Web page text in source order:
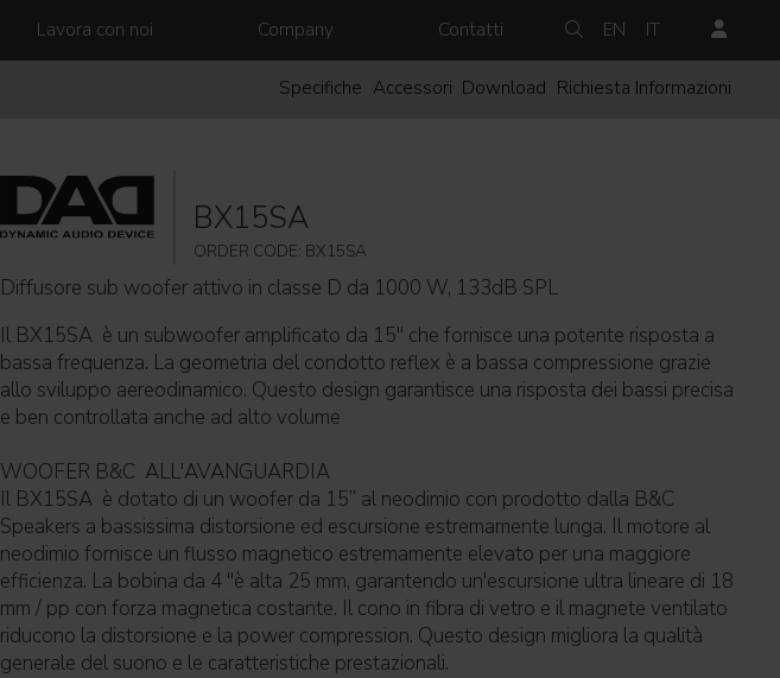
Lavora con noi Company Contatti EN IT
Specifiche Accessori Download Richiesta Informazioni
BX15SA
ORDER CODE: BX15SA
Diffusore sub woofer attivo in classe D da 1000 W, 133dB SPL
Il BX15SA è un subwoofer amplificato da 15" che fornisce una potente risposta a
bassa frequenza. La geometria del condotto reflex è a bassa compressione grazie
allo sviluppo aereodinamico. Questo design garantisce una risposta dei bassi precisa
e ben controllata anche ad alto volume
WOOFER B&C ALL'AVANGUARDIA
Il BX15SA è dotato di un woofer da 15” al neodimio con prodotto dalla B&C
Speakers a bassissima distorsione ed escursione estremamente lunga. Il motore al
neodimio fornisce un flusso magnetico estremamente elevato per una maggiore
efficienza. La bobina da 4 "è alta 25 mm, garantendo un'escursione ultra lineare di 18
mm / pp con forza magnetica costante. Il cono in fibra di vetro e il magnete ventilato
riducono la distorsione e la power compression. Questo design migliora la qualità
generale del suono e le caratteristiche prestazionali.